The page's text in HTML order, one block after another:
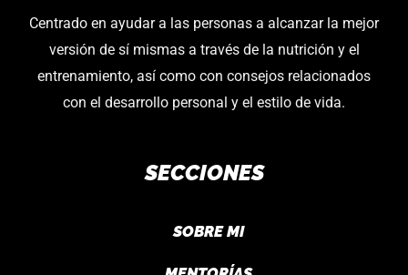
Centrado en ayudar a las personas a alcanzar la mejor
versión de sí mismas a través de la nutrición y el
entrenamiento, así como con consejos relacionados
con el desarrollo personal y el estilo de vida.
SECCIONES
SOBRE MI